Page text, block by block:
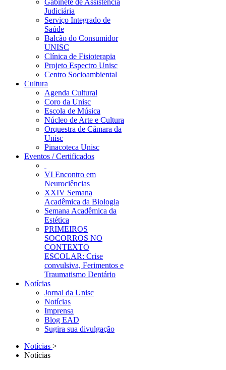
Gabinete de Assistência
Judiciária
Serviço Integrado de
Saúde
Balcão do Consumidor
UNISC
Clínica de Fisioterapia
Projeto Espectro Unisc
Centro Socioambiental
Cultura
Agenda Cultural
Coro da Unisc
Escola de Música
Núcleo de Arte e Cultura
Orquestra de Câmara da
Unisc
Pinacoteca Unisc
Eventos / Certificados
VI Encontro em
Neurociências
XXIV Semana
Acadêmica da Biologia
Semana Acadêmica da
Estética
PRIMEIROS
SOCORROS NO
CONTEXTO
ESCOLAR: Crise
convulsiva, Ferimentos e
Traumatismo Dentário
Notícias
Jornal da Unisc
Notícias
Imprensa
Blog EAD
Sugira sua divulgação
Notícias >
Notícias